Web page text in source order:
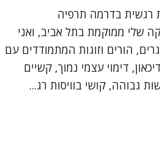
רגשית בדרמה תרפיה
שלי ממוקמת בתל אביב, ואני
הורים וזוגות המתמודדים עם
דימוי עצמי נמוך, קשיים
גבוהה, קושי בוויסות רג...